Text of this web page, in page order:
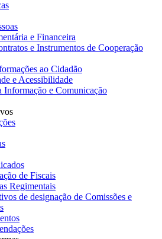
e Financeira
e Instrumentos de Cooperação
ao Cidadão
e Acessibilidade
Informação e Comunicação
de Fiscais
Regimentais
de designação de Comissões e